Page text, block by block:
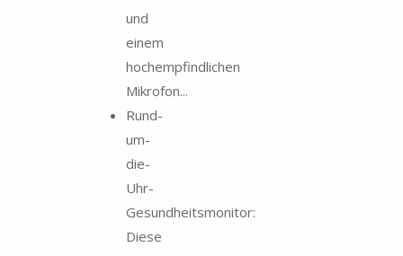
und
einem
hochempfindlichen
Mikrofon...
Rund-
um-
die-
Uhr-
Gesundheitsmonitor:
Diese